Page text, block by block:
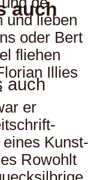
auch
auch
und lieben
oder Bert
fliehen
Illies
er
Kunst-
Rowohlt